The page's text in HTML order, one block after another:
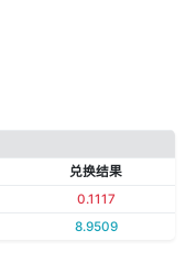
兑换结果
0.1117
8.9509